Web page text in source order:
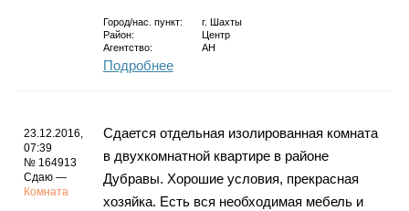
Фотогалерея
Город/нас. пункт: г.
Шахты
Район:
Центр
Агентство:
АН
Подробнее
23.12.2016,
07:39
№ 164913
Сдаю —
Комната
Сдается отдельная изолированная комната
в двухкомнатной квартире в районе
Дубравы. Хорошие условия, прекрасная
хозяйка. Есть вся необходимая мебель и